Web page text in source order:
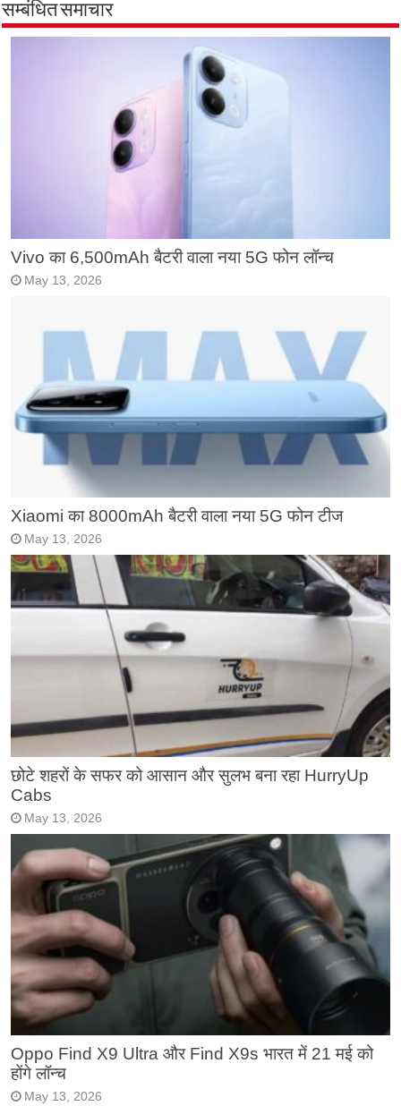
सम्बंधित समाचार
Vivo का 6,500mAh बैटरी वाला नया 5G फोन लॉन्च
May 13, 2026
Xiaomi का 8000mAh बैटरी वाला नया 5G फोन टीज
May 13, 2026
छोटे शहरों के सफर को आसान और सुलभ बना रहा HurryUp
Cabs
May 13, 2026
Oppo Find X9 Ultra और Find X9s भारत में 21 मई को
होंगे लॉन्च
May 13, 2026